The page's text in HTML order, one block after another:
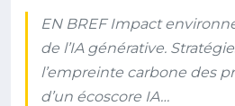
EN BREF Impact
de l’IA générative.
l’empreinte carbone des
d’un écoscore IA…